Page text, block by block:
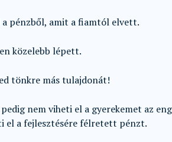
a pénzből, amit a fiamtól elvett.
közelebb lépett.
tönkre más tulajdonát!
nem viheti el a gyerekemet az
el a fejlesztésére félretett pénzt.